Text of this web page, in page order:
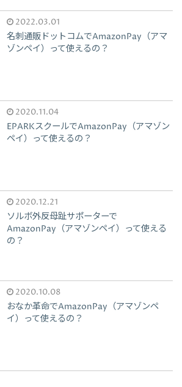
2022.03.01
名刺通販ドットコムでAmazonPay（アマ
ゾンペイ）って使えるの？
2020.11.04
EPARKスクールでAmazonPay（アマゾン
ペイ）って使えるの？
2020.12.21
ソルボ外反母趾サポーターで
AmazonPay（アマゾンペイ）って使える
の？
2020.10.08
おなか革命でAmazonPay（アマゾンペ
イ）って使えるの？